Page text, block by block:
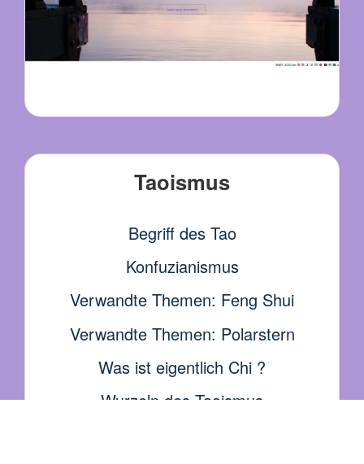
Taoismus
Begriff des Tao
Konfuzianismus
Verwandte Themen: Feng Shui
Verwandte Themen: Polarstern
Was ist eigentlich Chi ?
Wurzeln des Taoismus